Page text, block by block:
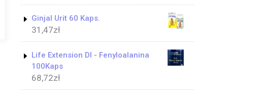
Ginjal Urit 60 Kaps.
31,47zł
Life Extension Dl - Fenyloalanina
100Kaps
68,72zł